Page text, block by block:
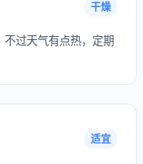
干燥
过天气有点热，定期
适宜